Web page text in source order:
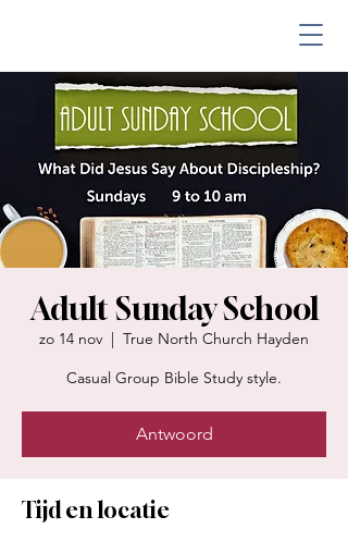
Adult Sunday School
zo 14 nov
  |
True North Church Hayden
Casual Group Bible Study style.
Antwoord
Tijd en locatie